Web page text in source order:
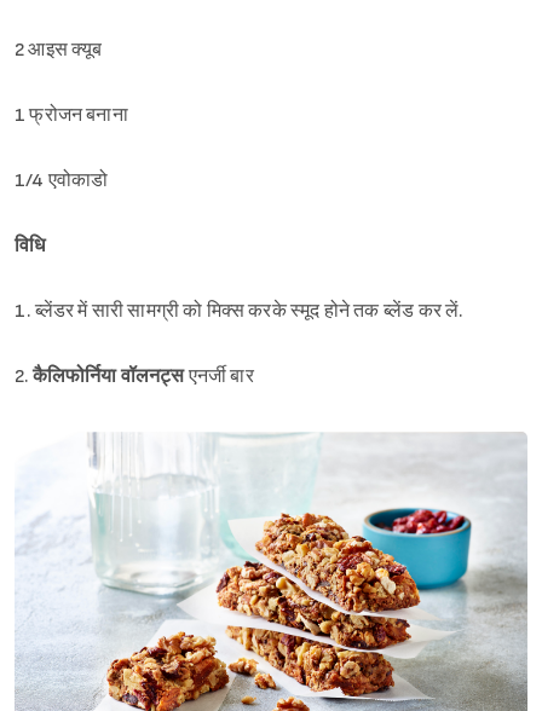
Sign in
2 आइस क्यूब
1 फ्रोजन बनाना
1/4 एवोकाडो
विधि
1. ब्लेंडर में सारी सामग्री को मिक्स करके स्मूद होने तक ब्लेंड कर लें.
2.कैलिफोर्निया वॉलनट्सएनर्जी बार